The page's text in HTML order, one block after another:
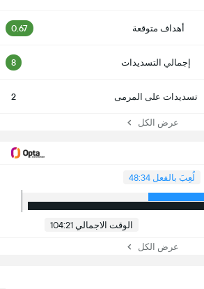
أهداف متوقعة 0.67
إجمالي التسديدات 8
تسديدات على المرمى 2
عرض الكل
لُعِبَ بالفعل 48:34
الوقت الاجمالي 104:21
عرض الكل